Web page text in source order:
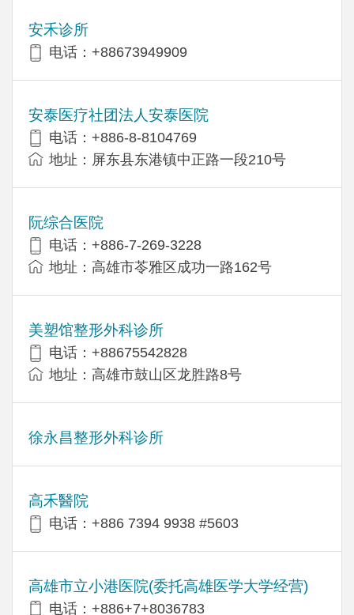
安禾诊所
电话：+88673949909
安泰医疗社团法人安泰医院
电话：+886-8-8104769
地址：屏东县东港镇中正路一段210号
阮综合医院
电话：+886-7-269-3228
地址：高雄市苓雅区成功一路162号
美塑馆整形外科诊所
电话：+88675542828
地址：高雄市鼓山区龙胜路8号
徐永昌整形外科诊所
高禾醫院
电话：+886 7394 9938 #5603
高雄市立小港医院(委托高雄医学大学经营)
电话：+886+7+8036783